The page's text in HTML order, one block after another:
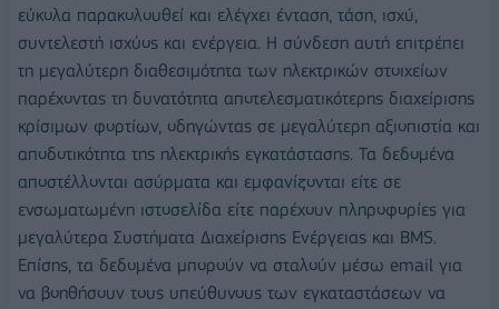
εύκολα παρακολουθεί και ελέγχει ένταση, τάση, ισχύ,
συντελεστή ισχύος και ενέργεια. Η σύνδεση αυτή επιτρέπει
τη μεγαλύτερη διαθεσιμότητα των ηλεκτρικών στοιχείων
παρέχοντας τη δυνατότητα αποτελεσματικότερης διαχείρισης
κρίσιμων φορτίων, οδηγώντας σε μεγαλύτερη αξιοπιστία και
αποδοτικότητα της ηλεκτρικής εγκατάστασης. Τα δεδομένα
αποστέλλονται ασύρματα και εμφανίζονται είτε σε
ενσωματωμένη ιστοσελίδα είτε παρέχουν πληροφορίες για
μεγαλύτερα Συστήματα Διαχείρισης Ενέργειας και BMS.
Επίσης, τα δεδομένα μπορούν να σταλούν μέσω email για
να βοηθήσουν τους υπεύθυνους των εγκαταστάσεων να